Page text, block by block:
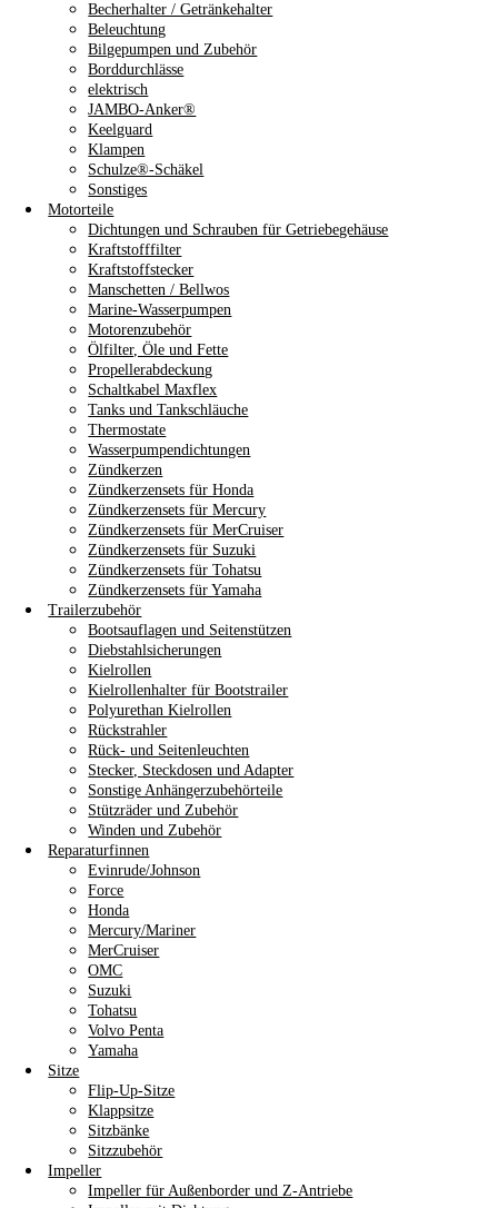
Becherhalter / Getränkehalter
Beleuchtung
Bilgepumpen und Zubehör
Borddurchlässe
elektrisch
JAMBO-Anker®
Keelguard
Klampen
Schulze®-Schäkel
Sonstiges
Motorteile
Dichtungen und Schrauben für Getriebegehäuse
Kraftstofffilter
Kraftstoffstecker
Manschetten / Bellwos
Marine-Wasserpumpen
Motorenzubehör
Ölfilter, Öle und Fette
Propellerabdeckung
Schaltkabel Maxflex
Tanks und Tankschläuche
Thermostate
Wasserpumpendichtungen
Zündkerzen
Zündkerzensets für Honda
Zündkerzensets für Mercury
Zündkerzensets für MerCruiser
Zündkerzensets für Suzuki
Zündkerzensets für Tohatsu
Zündkerzensets für Yamaha
Trailerzubehör
Bootsauflagen und Seitenstützen
Diebstahlsicherungen
Kielrollen
Kielrollenhalter für Bootstrailer
Polyurethan Kielrollen
Rückstrahler
Rück- und Seitenleuchten
Stecker, Steckdosen und Adapter
Sonstige Anhängerzubehörteile
Stützräder und Zubehör
Winden und Zubehör
Reparaturfinnen
Evinrude/Johnson
Force
Honda
Mercury/Mariner
MerCruiser
OMC
Suzuki
Tohatsu
Volvo Penta
Yamaha
Sitze
Flip-Up-Sitze
Klappsitze
Sitzbänke
Sitzzubehör
Impeller
Impeller für Außenborder und Z-Antriebe